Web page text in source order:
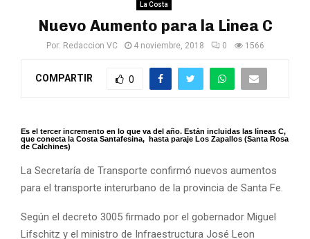
La Costa
Nuevo Aumento para la Linea C
Por: Redaccion VC 4 noviembre, 2018 0 1566
COMPARTIR 0
Es el tercer incremento en lo que va del año. Están incluidas las líneas C,
que conecta la Costa Santafesina, hasta paraje Los Zapallos (Santa Rosa
de Calchines)
La Secretaría de Transporte confirmó nuevos aumentos
para el transporte interurbano de la provincia de Santa Fe.
Según el decreto 3005 firmado por el gobernador Miguel
Lifschitz y el ministro de Infraestructura José Leon